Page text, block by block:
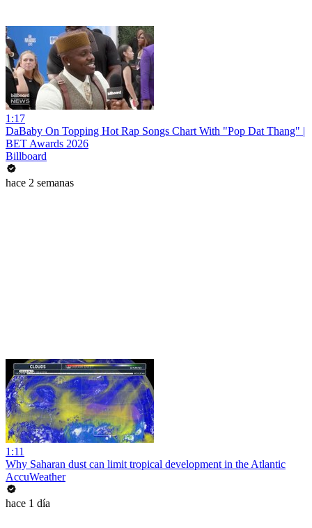
1:17
DaBaby On Topping Hot Rap Songs Chart With "Pop Dat Thang" |
BET Awards 2026
Billboard
hace 2 semanas
1:11
Why Saharan dust can limit tropical development in the Atlantic
AccuWeather
hace 1 día